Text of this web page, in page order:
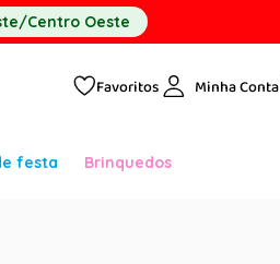
Centro Oeste
Favoritos Minha Conta
festa Brinquedos